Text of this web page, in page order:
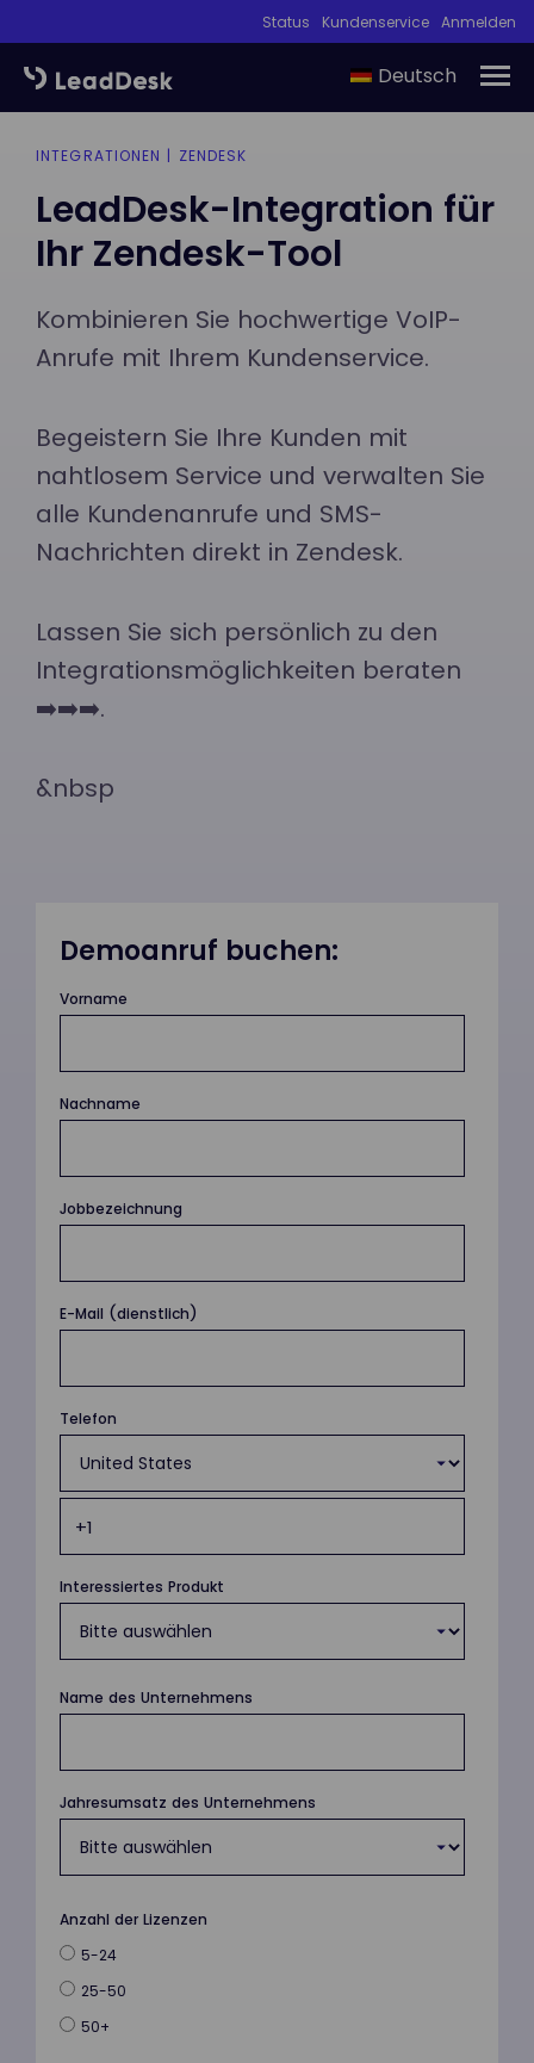
Status Kundenservice Anmelden
Deutsch
INTEGRATIONEN | ZENDESK
LeadDesk-Integration für
Ihr Zendesk-Tool
Kombinieren Sie hochwertige VoIP-
Anrufe mit Ihrem Kundenservice.
Begeistern Sie Ihre Kunden mit
nahtlosem Service und verwalten Sie
alle Kundenanrufe und SMS-
Nachrichten direkt in Zendesk.
Lassen Sie sich persönlich zu den
Integrationsmöglichkeiten beraten
➡️➡️➡️.
&nbsp
Demoanruf buchen:
Vorname
Nachname
Jobbezeichnung
E-Mail (dienstlich)
Telefon
Interessiertes Produkt
Name des Unternehmens
Jahresumsatz des Unternehmens
Anzahl der Lizenzen
5-24
25-50
50+